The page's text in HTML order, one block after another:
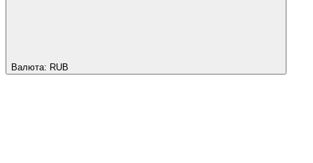
Валюта: RUB